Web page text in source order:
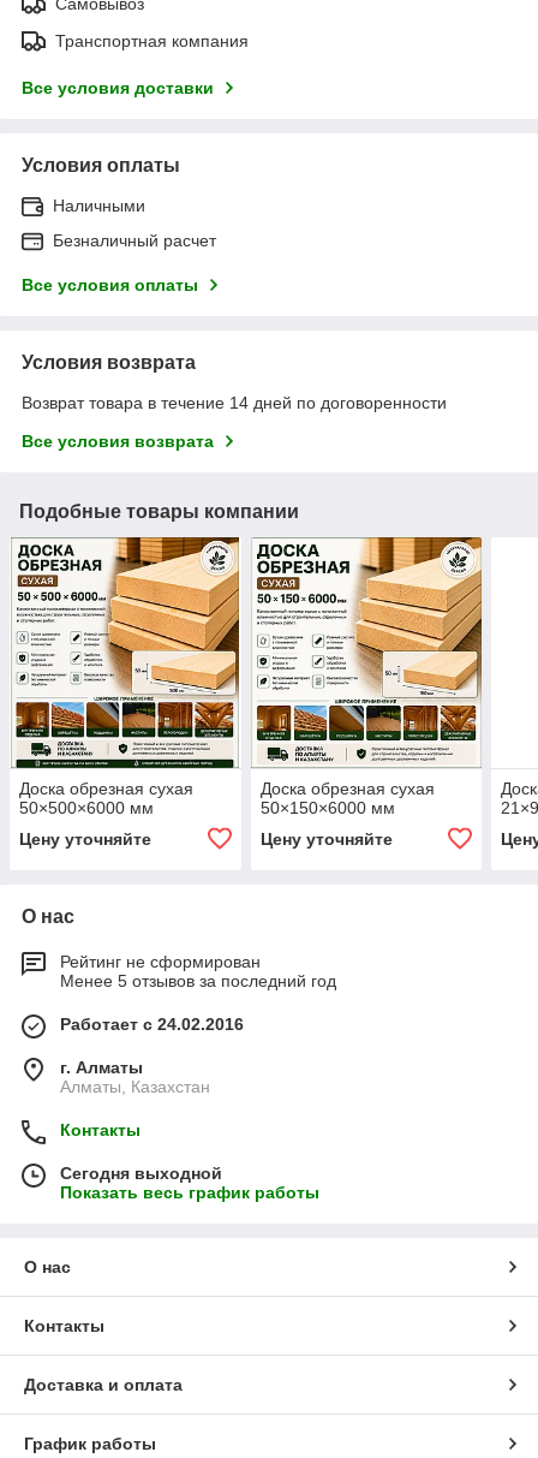
Транспортная компания
Все условия доставки
Условия оплаты
Наличными
Безналичный расчет
Все условия оплаты
Условия возврата
Возврат товара в течение 14 дней по договоренности
Все условия возврата
Подобные товары компании
Доска обрезная сухая
50×500×6000 мм
Цену уточняйте
Доска обрезная сухая
50×150×6000 мм
Цену уточняйте
О нас
Рейтинг не сформирован
Менее 5 отзывов за последний год
Работает с 24.02.2016
г. Алматы
Алматы, Казахстан
Контакты
Сегодня выходной
Показать весь график работы
О нас
Контакты
Доставка и оплата
График работы